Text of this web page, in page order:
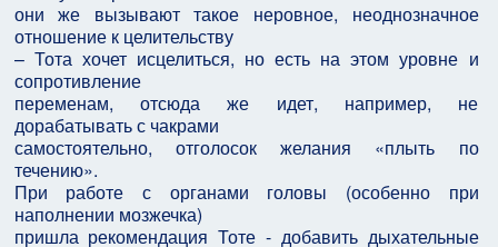
они же вызывают такое неровное, неоднозначное
отношение к целительству
– Тота хочет исцелиться, но есть на этом уровне и
сопротивление
переменам, отсюда же идет, например, не
дорабатывать с чакрами
самостоятельно, отголосок желания «плыть по
течению».
При работе с органами головы (особенно при
наполнении мозжечка)
пришла рекомендация Тоте - добавить дыхательные